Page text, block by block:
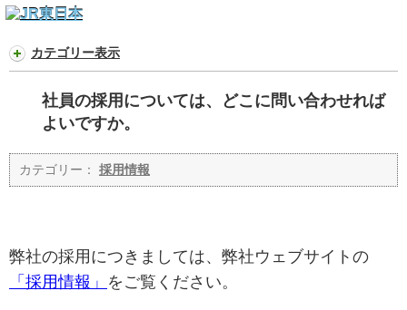
カテゴリー表示
社員の採用については、どこに問い合わせれば
よいですか。
カテゴリー： 採用情報
弊社の採用につきましては、弊社ウェブサイトの
「採用情報」 をご覧ください。